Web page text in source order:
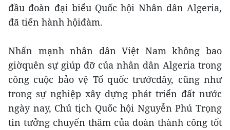
đầu đoàn đại biểu Quốc hội Nhân dân Algeria,
đã tiến hành hộiđàm.
Nhấn mạnh nhân dân Việt Nam không bao
giờquên sự giúp đỡ của nhân dân Algeria trong
công cuộc bảo vệ Tổ quốc trướcđây, cũng như
trong sự nghiệp xây dựng phát triển đất nước
ngày nay, Chủ tịch Quốc hội Nguyễn Phú Trọng
tin tưởng chuyến thăm của đoàn thành công tốt